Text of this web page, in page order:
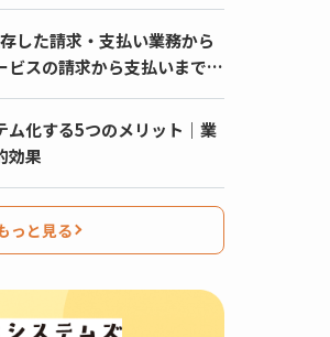
した請求・支払い業務から
ビスの請求から支払いまでを
ム
ム化する5つのメリット｜業
効果
っと見る